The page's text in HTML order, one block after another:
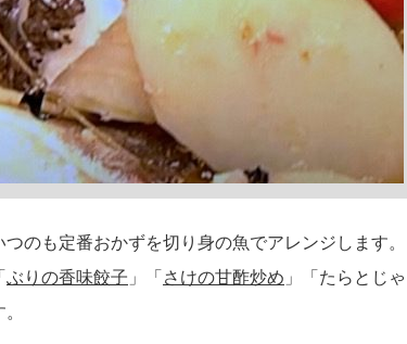
のも定番おかずを切り身の魚でアレンジします。
ぶりの香味餃子 」「 さけの甘酢炒め 」「たらとじゃ